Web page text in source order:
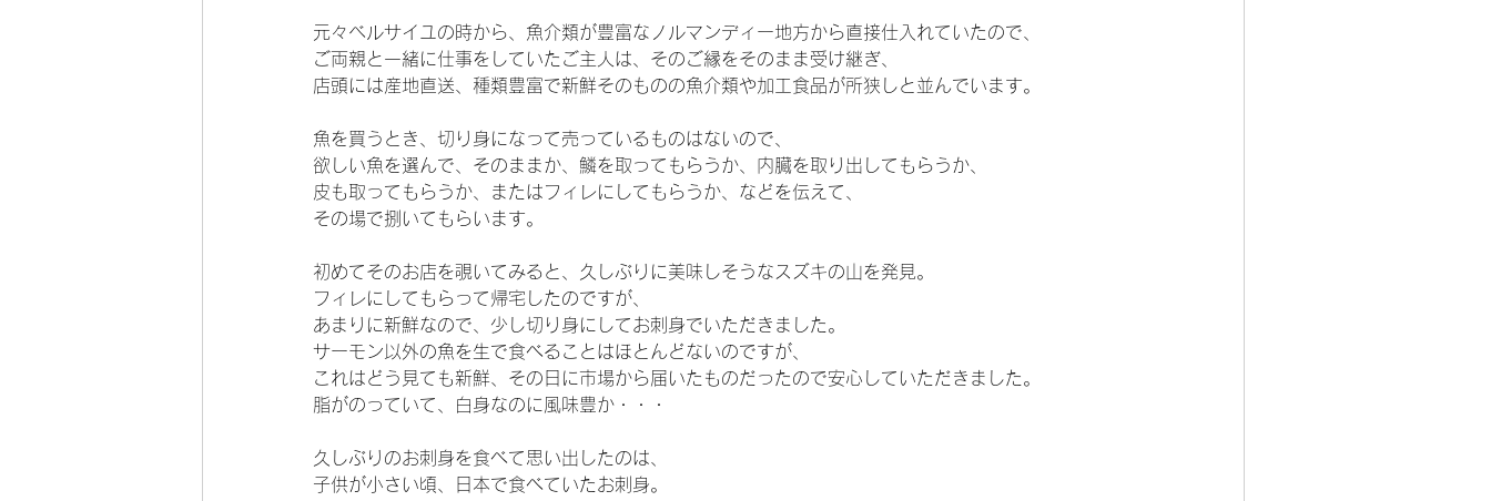
元々ベルサイユの時から、魚介類が豊富なノルマンディー地方から直接仕入れていたので、
ご両親と一緒に仕事をしていたご主人は、そのご縁をそのまま受け継ぎ、
店頭には産地直送、種類豊富で新鮮そのものの魚介類や加工食品が所狭しと並んでいます。
魚を買うとき、切り身になって売っているものはないので、
欲しい魚を選んで、そのままか、鱗を取ってもらうか、内臓を取り出してもらうか、
皮も取ってもらうか、またはフィレにしてもらうか、などを伝えて、
その場で捌いてもらいます。
初めてそのお店を覗いてみると、久しぶりに美味しそうなスズキの山を発見。
フィレにしてもらって帰宅したのですが、
あまりに新鮮なので、少し切り身にしてお刺身でいただきました。
サーモン以外の魚を生で食べることはほとんどないのですが、
これはどう見ても新鮮、その日に市場から届いたものだったので安心していただきました。
脂がのっていて、白身なのに風味豊か・・・
久しぶりのお刺身を食べて思い出したのは、
子供が小さい頃、日本で食べていたお刺身。